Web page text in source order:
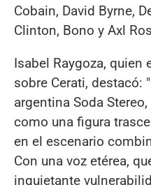
Cobain, David Byrne,
Clinton, Bono y Axl
Isabel Raygoza,
sobre Cerati, destacó:
argentina Soda
como una figura
en el escenario
Con una voz etérea,
inquietante